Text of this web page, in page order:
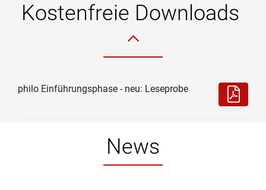
Kostenfreie Downloads
philo Einführungsphase - neu: Leseprobe
News